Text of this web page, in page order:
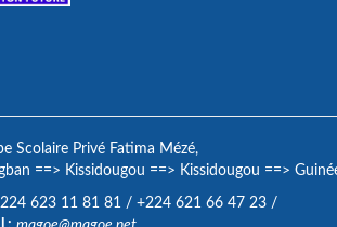
Scolaire Privé Fatima Mézé,
==> Kissidougou ==> Kissidougou ==>
623 11 81 81 / +224 621 66 47 23 /